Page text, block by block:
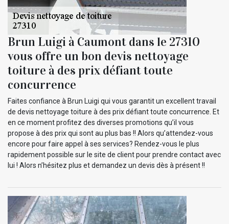
Brun Luigi à Caumont dans le 27310
vous offre un bon devis nettoyage
toiture à des prix défiant toute
concurrence
Faites confiance à Brun Luigi qui vous garantit un excellent travail
de devis nettoyage toiture à des prix défiant toute concurrence. Et
en ce moment profitez des diverses promotions qu’il vous
propose à des prix qui sont au plus bas !! Alors qu’attendez-vous
encore pour faire appel à ses services? Rendez-vous le plus
rapidement possible sur le site de client pour prendre contact avec
lui ! Alors n’hésitez plus et demandez un devis dès à présent !!